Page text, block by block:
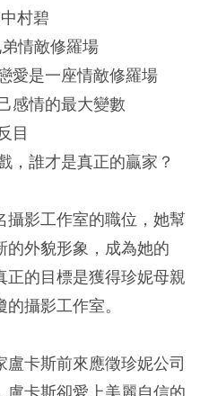
村碧
情敵修羅場
愛是一座情敵修羅場
感情的最大變數
目
，誰才是真正的贏家？
攝影工作室的職位，她幫
的外貌形象，成為她的
正的目標是獲得珍妮母親
攝影工作室。
卡斯前來應徵珍妮公司